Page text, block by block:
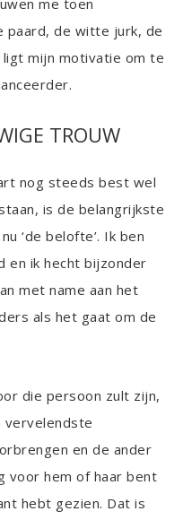
me toen
paard, de witte jurk, de
mijn motivatie om te
TROUW
nog steeds best wel
is de belangrijkste
‘de belofte’. Ik ben
en ik hecht bijzonder
met name aan het
als het gaat om de
die persoon zult zijn,
vervelendste
en de ander
voor hem of haar bent
hebt gezien. Dat is